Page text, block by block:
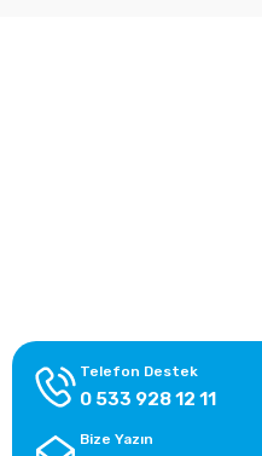
Telefon Destek
0 533 928 12 11
Bize Yazın